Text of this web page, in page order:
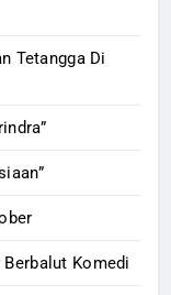
Tetangga Di
Berbalut Komedi